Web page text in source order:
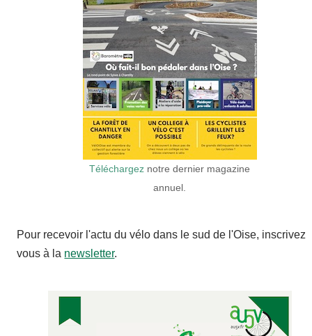
Téléchargez notre dernier magazine
annuel.
Pour recevoir l'actu du vélo dans le sud de l'Oise, inscrivez
vous à la newsletter.